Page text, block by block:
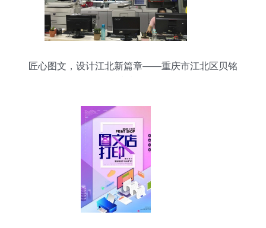
匠心图文，设计江北新篇章——重庆市江北区贝铭